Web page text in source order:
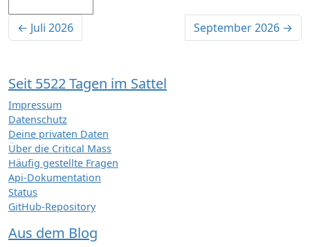
Santander
(20:00)
← Juli 2026 September 2026 →
Seit 5522 Tagen im Sattel
Impressum
Datenschutz
Deine privaten Daten
Über die Critical Mass
Häufig gestellte Fragen
Api-Dokumentation
Status
GitHub-Repository
Aus dem Blog